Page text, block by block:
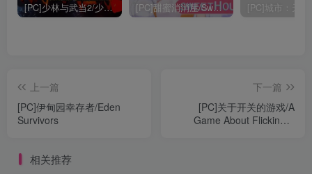
[PC]少林与武当2/少林vs武当2/Shaolin vs Wutang 2 [PC]甜蜜消消屋/Sweet House
上一篇
[PC]伊甸园幸存者/Eden
Survivors
下一篇
[PC]关于开关的游戏/A
Game About Flicking A
相关推荐